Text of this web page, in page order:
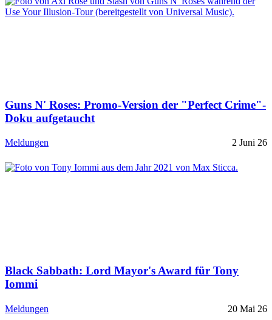
Guns N' Roses: Promo-Version der "Perfect Crime"-
Doku aufgetaucht
Meldungen 2 Juni 26
Black Sabbath: Lord Mayor's Award für Tony
Iommi
Meldungen 20 Mai 26